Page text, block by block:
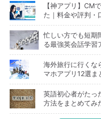
【神アプリ】CM
た｜料金や評判・
忙しい方でも短期
る最強英会話学習
海外旅行に行くな
マホアプリ12選ま
英語初心者がたっ
方法をまとめてみ